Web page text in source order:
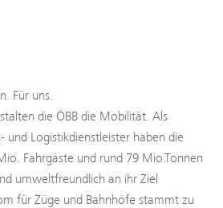
Für uns.
die ÖBB die Mobilität. Als
und Logistikdienstleister haben die
Fahrgäste und rund 79 Mio.Tonnen
umweltfreundlich an ihr Ziel
für Züge und Bahnhöfe stammt zu